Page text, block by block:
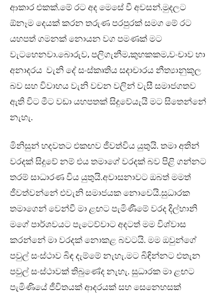
ආකාර එකක්.මේ රට අද මෙසේ වී අවසන්.මුදලට
ඕනෑම දෙයක් කරන තරුණ පරපුරක් සමග මේ රට
යහපත් ගමනක් නොයන වග පමණක් මට
වැටහෙනවා.බොරුව, පලිගැනීම,කුහකකම,වංචාව හා
අනාදරය වැනි දේ සංස්කෘතිය සදාචාරය නීත්‍යානුකූල
බව සහ විවාහය වැනි වචන වලින් වැසී සමාජගතව
ඇති විට මීට වඩා යහපතක් සිදුවේයැයි මට සිතෙන්නේ
නැහැ.
මිනිසුන් හදවතට එකඟව ජීවත්විය යුතුයි. තමා අතින්
වරදක් සිදුවේ නම් එය තමාගේ වරදක් බව පිළි ගන්නට
තරම් සාධාරණ විය යුතුයි.අවාසනාවට ඔබත් මමත්
ජීවත්වන්නේ එවැනි සමාජයක නොවෙයි.සුධාරක
තමාගෙන් වෙන්වී මා ළඟට පැමිණීමේ වරද දිල්හානි
මගේ පාර්ශවයට පැටෙව්වාට අදටත් මම විශ්වාස
කරන්නේ මා වරදක් නොකළ බවටයි. මම ඔවුන්ගේ
පවුල් සංස්ථාව බිඳ දැම්මේ නැහැ.මට බිඳින්නට එතැන
පවුල් සංස්ථාවක් තිබුණේද නැහැ. සුධාරක මා ළඟට
පැමිණියේ ජීවිතයක් ආදරයක් සහ සෙනෙහසක්